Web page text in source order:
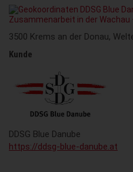
3500 Krems an der Donau,
Kunde
DDSG Blue Danube
https://ddsg-blue-danube.at